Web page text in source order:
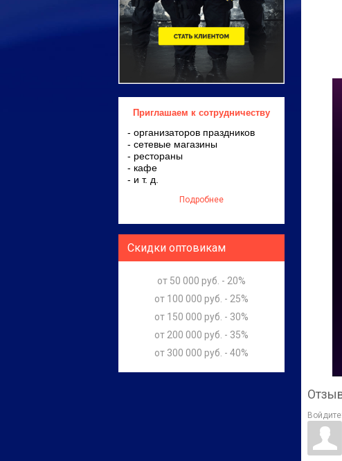
Войдите:
Приглашаем к сотрудничеству
- организаторов праздников
- сетевые магазины
- рестораны
- кафе
- и т. д.
Подробнее
Скидки оптовикам
от 50 000 руб. - 20%
от 100 000 руб. - 25%
от 150 000 руб. - 30%
от 200 000 руб. - 35%
от 300 000 руб. - 40%